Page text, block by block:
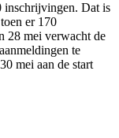
inschrijvingen. Dat is
er 170
28 mei verwacht de
te
mei aan de start